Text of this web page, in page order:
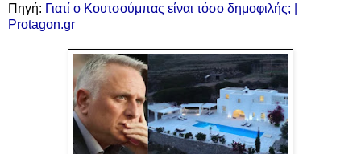
Πηγή: Γιατί ο Κουτσούμπας είναι τόσο δημοφιλής; |
Protagon.gr